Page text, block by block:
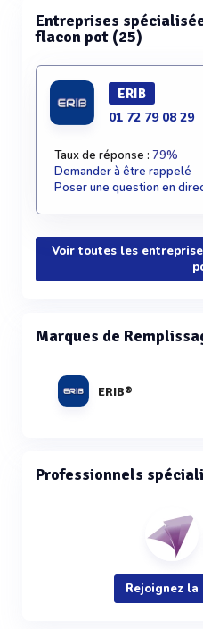
Entreprises
flacon pot (25)
ERIB
01 72 79 08 29
Taux de réponse : 79%
Demander à être rappelé
Poser une question en
Voir toutes les
Marques de
ERIB®
Professionnels
Rejoignez la